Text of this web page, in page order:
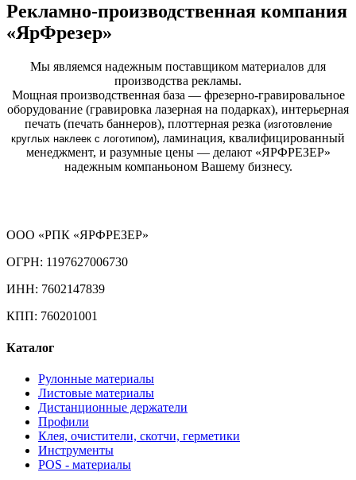
Рекламно-производственная компания
«ЯрФрезер»
Мы являемся надежным поставщиком материалов для
производства рекламы.
Мощная производственная база — фрезерно-гравировальное
оборудование (гравировка лазерная на подарках), интерьерная
печать (печать баннеров), плоттерная резка (изготовление
круглых наклеек с логотипом), ламинация, квалифицированный
менеджмент, и разумные цены — делают «ЯРФРЕЗЕР»
надежным компаньоном Вашему бизнесу.
ООО «РПК «ЯРФРЕЗЕР»
ОГРН: 1197627006730
ИНН: 7602147839
КПП: 760201001
Каталог
Рулонные материалы
Листовые материалы
Дистанционные держатели
Профили
Клея, очистители, скотчи, герметики
Инструменты
POS - материалы